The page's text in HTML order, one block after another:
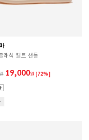
래식 벨트 샌들
19,000원 [72%]